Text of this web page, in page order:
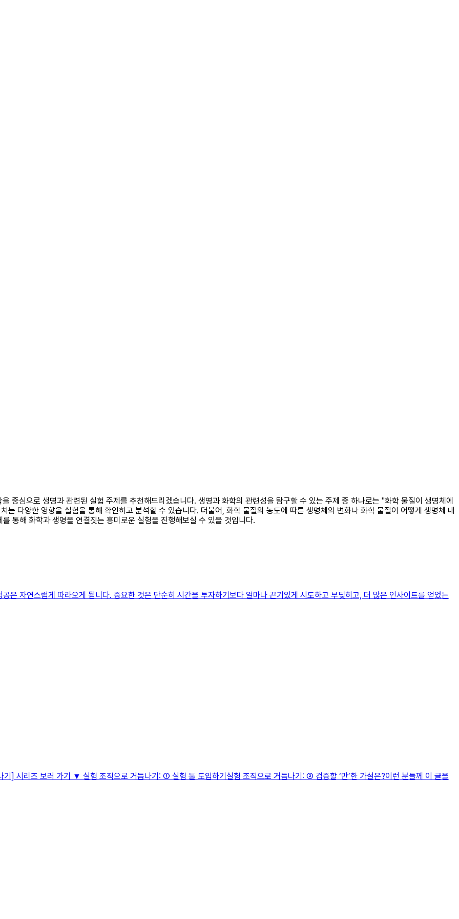
중심으로 생명과 관련된 실험 주제를 추천해드리겠습니다. 생명과 화학의 관련성을 탐구할 수 있는 주제 중 하나로는 "화학 물질이 생명체에
는 다양한 영향을 실험을 통해 확인하고 분석할 수 있습니다. 더불어, 화학 물질의 농도에 따른 생명체의 변화나 화학 물질이 어떻게 생명체 내
통해 화학과 생명을 연결짓는 흥미로운 실험을 진행해보실 수 있을 것입니다.
은 자연스럽게 따라오게 됩니다. 중요한 것은 단순히 시간을 투자하기보다 얼마나 끈기있게 시도하고 부딪히고, 더 많은 인사이트를 얻었는
] 시리즈 보러 가기 ▼ 실험 조직으로 거듭나기: ① 실험 툴 도입하기실험 조직으로 거듭나기: ② 검증할 ‘만’한 가설은?이런 분들께 이 글을